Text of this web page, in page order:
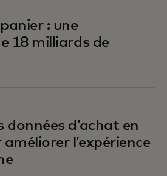
: une
18 milliards de
d’achat en
l’expérience